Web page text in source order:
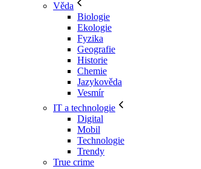
Věda
Biologie
Ekologie
Fyzika
Geografie
Historie
Chemie
Jazykověda
Vesmír
IT a technologie
Digital
Mobil
Technologie
Trendy
True crime